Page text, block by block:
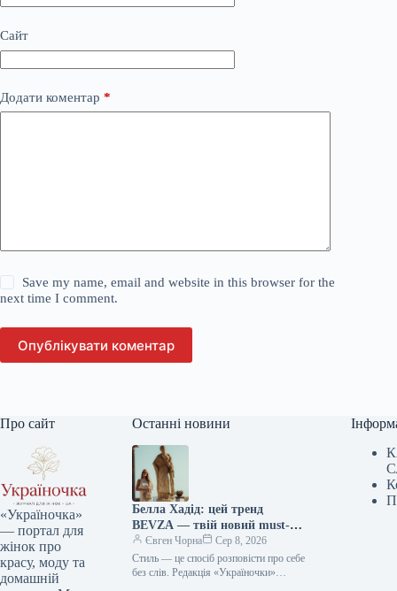
Сайт
Додати коментар *
Save my name, email and website in this browser for the
next time I comment.
Опублікувати коментар
Про сайт
«Україночка»
— портал для
жінок про
красу, моду та
домашній
Останні новини
Белла Хадід: цей тренд
BEVZA — твій новий must-
have сезону!
Євген Чорна
Сер 8, 2026
Стиль — це спосіб розповісти про себе
без слів. Редакція «Україночки»